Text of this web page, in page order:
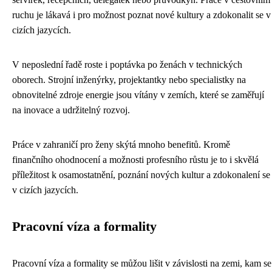
ruchu je lákavá i pro možnost poznat nové kultury a zdokonalit se v
cizích jazycích.
V neposlední řadě roste i poptávka po ženách v technických
oborech. Strojní inženýrky, projektantky nebo specialistky na
obnovitelné zdroje energie jsou vítány v zemích, které se zaměřují
na inovace a udržitelný rozvoj.
Práce v zahraničí pro ženy skýtá mnoho benefitů. Kromě
finančního ohodnocení a možnosti profesního růstu je to i skvělá
příležitost k osamostatnění, poznání nových kultur a zdokonalení se
v cizích jazycích.
Pracovní víza a formality
Pracovní víza a formality se můžou lišit v závislosti na zemi, kam se